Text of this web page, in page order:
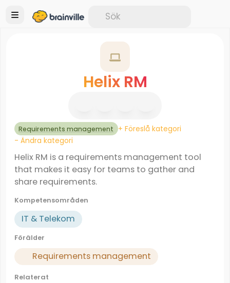
Helix RM
Requirements management + Föreslå kategori
- Ändra kategori
Helix RM is a requirements management tool
that makes it easy for teams to gather and
share requirements.
Kompetensområden
IT & Telekom
Förälder
Requirements management
Relaterat